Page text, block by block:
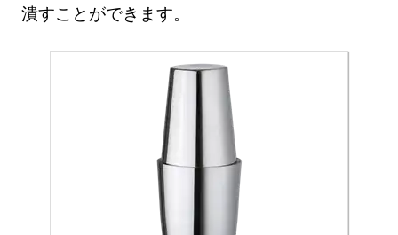
潰すことができます。